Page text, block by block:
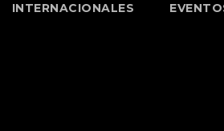
INTERNACIONALES